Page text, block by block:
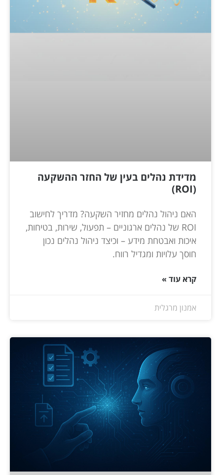
מדידת נהלים בעין של החזר ההשקעה
(ROI)
האם ניהול נהלים מחזיר השקעה? מדריך לחישוב
ROI של נהלים ארגוניים – תפעול, שירות, בטיחות,
איכות ואבטחת מידע – וכיצד ניהול נהלים נכון
חוסך עלויות ומגדיל רווח.
קרא עוד »
אמנון מרגלית